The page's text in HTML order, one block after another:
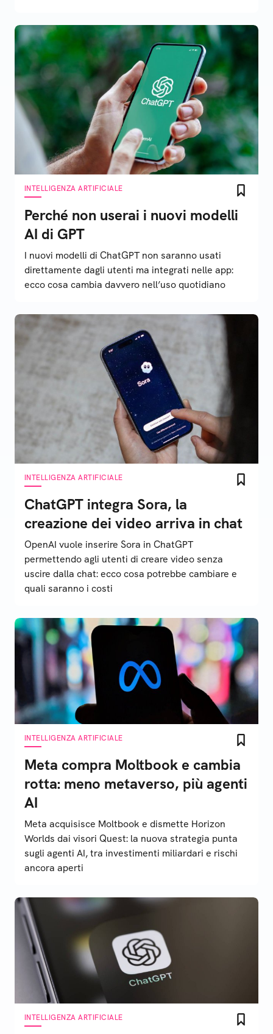
INTELLIGENZA ARTIFICIALE
Perché non userai i nuovi modelli
AI di GPT
I nuovi modelli di ChatGPT non saranno usati
direttamente dagli utenti ma integrati nelle app:
ecco cosa cambia davvero nell’uso quotidiano
INTELLIGENZA ARTIFICIALE
ChatGPT integra Sora, la
creazione dei video arriva in chat
OpenAI vuole inserire Sora in ChatGPT
permettendo agli utenti di creare video senza
uscire dalla chat: ecco cosa potrebbe cambiare e
quali saranno i costi
INTELLIGENZA ARTIFICIALE
Meta compra Moltbook e cambia
rotta: meno metaverso, più agenti
AI
Meta acquisisce Moltbook e dismette Horizon
Worlds dai visori Quest: la nuova strategia punta
sugli agenti AI, tra investimenti miliardari e rischi
ancora aperti
INTELLIGENZA ARTIFICIALE